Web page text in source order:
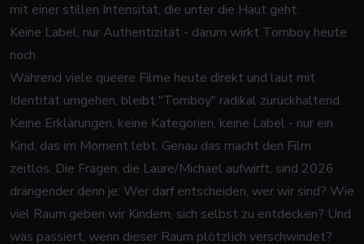
mit einer stillen Intensität, die unter die Haut geht.
Keine Label, nur Authentizität - darum wirkt Tomboy heute
noch
Während viele queere Filme heute direkt und laut mit
Identität umgehen, bleibt "Tomboy" radikal zurückhaltend.
Keine Erklärungen, keine Kategorien, keine Label - nur ein
Kind, das im Moment lebt. Genau das macht den Film
zeitlos. Die Fragen, die Laure/Michael aufwirft, sind 2026
drängender denn je: Wer darf entscheiden, wer wir sind? Wie
viel Raum geben wir Kindern, sich selbst zu entdecken? Und
was passiert, wenn dieser Raum plötzlich verschwindet?